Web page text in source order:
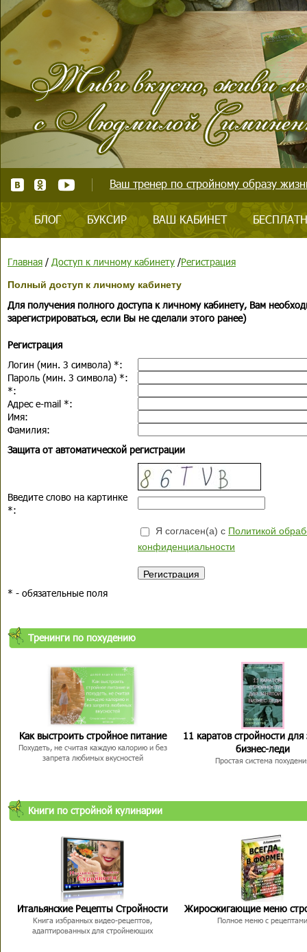
Ваш тренер по стройному образу
БЛОГ БУКСИР ВАШ КАБИНЕТ
Главная / Доступ к личному кабинету /Регистрация
Полный доступ к личному кабинету
Для получения полного доступа к личному кабинету, Вам
зарегистрироваться, если Вы не сделали этого ранее)
Регистрация
Логин (мин. 3 символа) *:
Пароль (мин. 3 символа) *:
*:
Адрес e-mail *:
Имя:
Фамилия:
Защита от автоматической регистрации
Введите слово на картинке
*:
Я согласен(а) с Политикой
конфиденциальности
* - обязательные поля
Тренинги по похудению
Как выстроить стройное питание
Похудеть, не считая каждую калорию и без
запрета любимых вкусностей
11 каратов стройности для
бизнес-леди
Простая система
Книги по стройной кулинарии
Итальянские Рецепты Стройности
Книга избранных видео-рецептов,
адаптированных для стройнеющих
Жиросжигающие меню
Полное меню с рецептами